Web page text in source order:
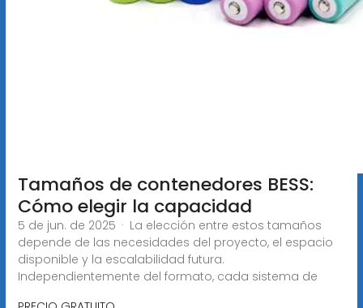
Tamaños de contenedores BESS:
Cómo elegir la capacidad
5 de jun. de 2025 · La elección entre estos tamaños
depende de las necesidades del proyecto, el espacio
disponible y la escalabilidad futura.
Independientemente del formato, cada sistema de